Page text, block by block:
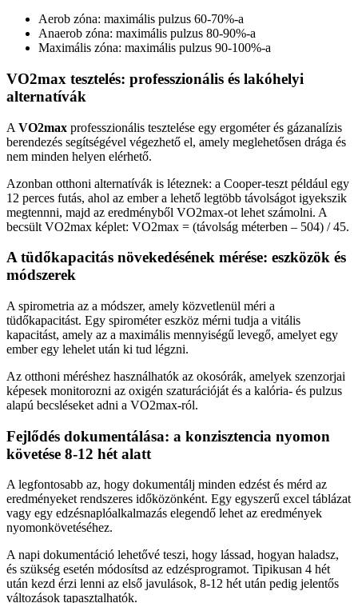
Aerob zóna: maximális pulzus 60-70%-a
Anaerob zóna: maximális pulzus 80-90%-a
Maximális zóna: maximális pulzus 90-100%-a
VO2max tesztelés: professzionális és lakóhelyi
alternatívák
A VO2max professzionális tesztelése egy ergométer és gázanalízis
berendezés segítségével végezhető el, amely meglehetősen drága és
nem minden helyen elérhető.
Azonban otthoni alternatívák is léteznek: a Cooper-teszt például egy
12 perces futás, ahol az ember a lehető legtöbb távolságot igyekszik
megtennni, majd az eredményből VO2max-ot lehet számolni. A
becsült VO2max képlet: VO2max = (távolság méterben – 504) / 45.
A tüdőkapacitás növekedésének mérése: eszközök és
módszerek
A spirometria az a módszer, amely közvetlenül méri a
tüdőkapacitást. Egy spirométer eszköz mérni tudja a vitális
kapacitást, amely az a maximális mennyiségű levegő, amelyet egy
ember egy lehelet után ki tud légzni.
Az otthoni méréshez használhatók az okosórák, amelyek szenzorjai
képesek monitorozni az oxigén szaturációját és a kalória- és pulzus
alapú becsléseket adni a VO2max-ról.
Fejlődés dokumentálása: a konzisztencia nyomon
követése 8-12 hét alatt
A legfontosabb az, hogy dokumentálj minden edzést és mérd az
eredményeket rendszeres időközönként. Egy egyszerű excel táblázat
vagy egy edzésnaplóalkalmazás elegendő lehet az eredmények
nyomonkövetéséhez.
A napi dokumentáció lehetővé teszi, hogy lássad, hogyan haladsz,
és szükség esetén módosítsd az edzésprogramot. Tipikusan 4 hét
után kezd érzi lenni az első javulások, 8-12 hét után pedig jelentős
változások tapasztalhatók.